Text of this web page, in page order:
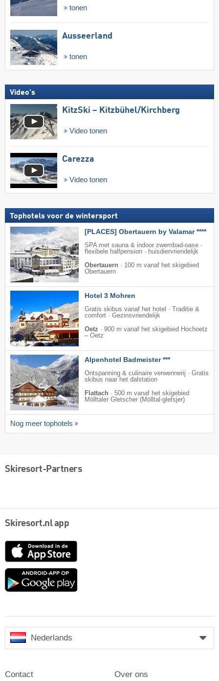
tonen
Ausseerland
tonen
Video's
KitzSki – Kitzbühel/​Kirchberg
Video tonen
Carezza
Video tonen
Tophotels voor de wintersport
[PLACES] Obertauern by Valamar ****
SPA met sauna & indoor zwembad-oase ·
flexibele halfpension · huisdiervriendelijk
Obertauern · 100 m vanaf het skigebied
Obertauern
Hotel 3 Mohren
Gratis skibus vanaf het hotel · Traditie &
comfort · Gezinsvriendelijk
Oetz · 900 m vanaf het skigebied Hochoetz
– Oetz
Alpenhotel Badmeister ***
Ontspanning & culinaire verwennerij · Gratis
skibus naar het dalstation
Flattach · 500 m vanaf het skigebied
Mölltaler Gletscher (Mölltal-gletsjer)
Nog meer tophotels
Skiresort-Partners
Skiresort.nl app
App
Google
Nederlands
Contact Over ons